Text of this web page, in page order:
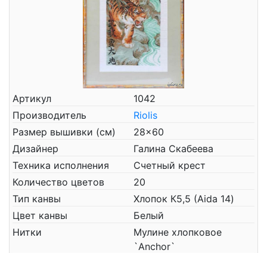
Артикул
1042
Производитель
Riolis
Размер вышивки (см)
28x60
Дизайнер
Галина Скабеева
Техника исполнения
Счетный крест
Количество цветов
20
Тип канвы
Хлопок К5,5 (Aida 14)
Цвет канвы
Белый
Нитки
Мулине хлопковое
`Anchor`